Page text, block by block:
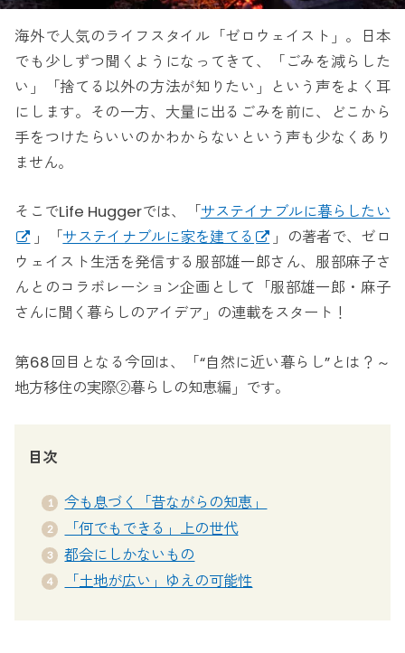
海外で人気のライフスタイル「ゼロウェイスト」。日本
でも少しずつ聞くようになってきて、「ごみを減らした
い」「捨てる以外の方法が知りたい」という声をよく耳
にします。その一方、大量に出るごみを前に、どこから
手をつけたらいいのかわからないという声も少なくあり
ません。
そこでLife Huggerでは、「サステイナブルに暮らしたい
」「サステイナブルに家を建てる
」の著者で、ゼロ
ウェイスト生活を発信する服部雄一郎さん、服部麻子さ
んとのコラボレーション企画として「服部雄一郎・麻子
さんに聞く暮らしのアイデア」の連載をスタート！
第68回目となる今回は、「“自然に近い暮らし”とは？～
地方移住の実際②暮らしの知恵編」です。
目次
今も息づく「昔ながらの知恵」
「何でもできる」上の世代
都会にしかないもの
「土地が広い」ゆえの可能性